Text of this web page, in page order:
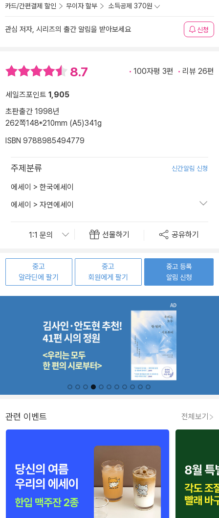
카드/간편결제 할인 무이자 할부 소득공제 370원
관심 저자, 시리즈의 출간 알림을 받아보세요 신청
8.7 100자평 3편 리뷰 26편
세일즈포인트 1,905
초판출간 1998년
262쪽148*210mm (A5)341g
ISBN 9788985494779
주제분류 신간알림 신청
에세이 > 한국에세이
에세이 > 자연에세이
선물하기 공유하기
중고
알라딘에 팔기
중고
회원에게 팔기
중고 등록
알림 신청
관련 이벤트 전체보기